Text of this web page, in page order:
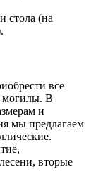
стола (на
все
могилы. В
и
мы предлагаем
вторые